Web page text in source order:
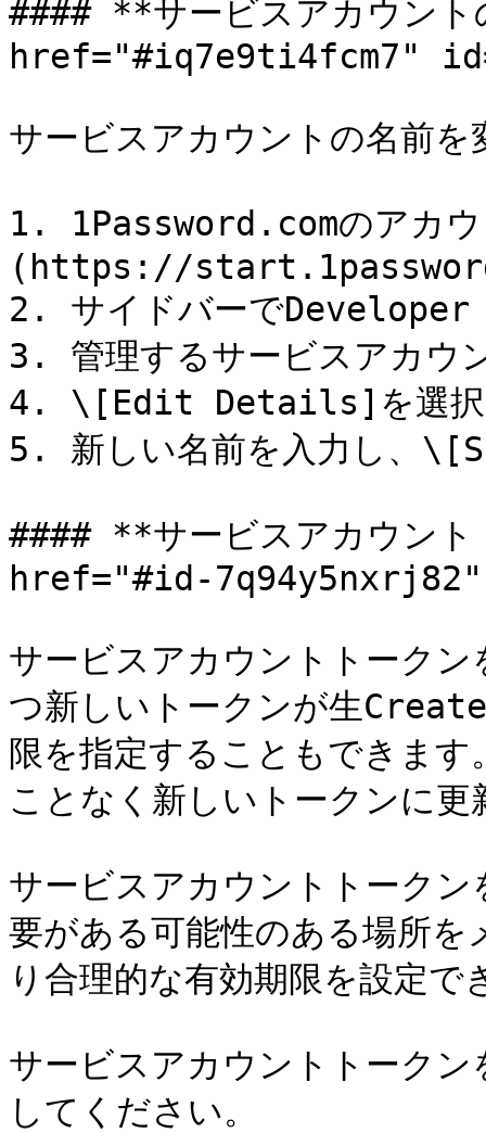
#### **サービスアカウン
href="#iq7e9ti4fcm7"
サービスアカウントの名前
1. 1Password.comのアカ
(https://
2. サイドバーでDeveloper
3. 管理するサービスアカウ
4. \[Edit Details]を選択
5. 新しい名前を入力し、
#### **サービスアカウン
href="#id-
サービスアカウントトーク
つ新しいトークンが生
限を指定することもできま
ことなく新しいトークンに
サービスアカウントトーク
要がある可能性のある場所
り合理的な有効期限を設定で
サービスアカウントトーク
してください。